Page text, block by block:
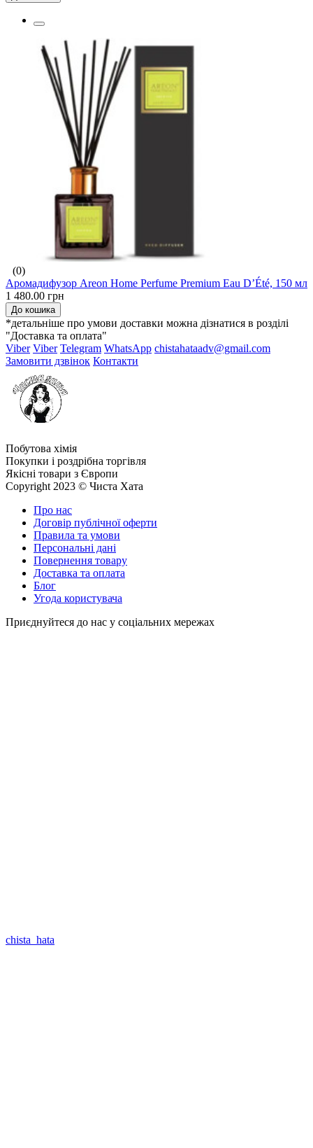
(0)
Аромадифузор Areon Home Perfume Premium Eau D’Été, 150 мл
1 480.00 грн
До кошика
*детальніше про умови доставки можна дізнатися в розділі
"Доставка та оплата"
Viber Viber Telegram WhatsApp chistahataadv@gmail.com
Замовити дзвінок Контакти
Побутова хімія
Покупки і роздрібна торгівля
Якісні товари з Європи
Copyright 2023 © Чиста Хата
Про нас
Договір публічної оферти
Правила та умови
Персональні дані
Повернення товару
Доставка та оплата
Блог
Угода користувача
Приєднуйтеся до нас у соціальних мережах
chista_hata